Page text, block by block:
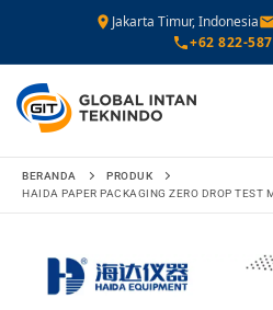
Jakarta Timur, Indonesia
+62 822-
Lompat
BERANDA
PRODUK
HAIDA PAPER PACKAGING ZERO DROP TEST